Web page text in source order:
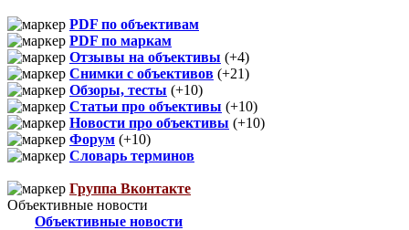
PDF по объективам
PDF по маркам
Отзывы на объективы (+4)
Снимки с объективов (+21)
Обзоры, тесты (+10)
Статьи про объективы (+10)
Новости про объективы (+10)
Форум (+10)
Словарь терминов
Группа Вконтакте
Объективные новости
Объективные новости